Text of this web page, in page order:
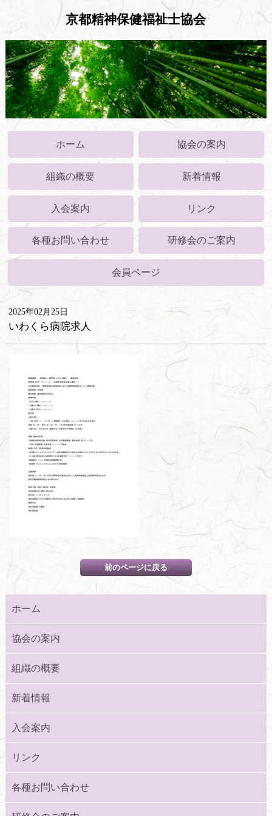
京都精神保健福祉士協会
ホーム 協会の案内
組織の概要 新着情報
入会案内 リンク
各種お問い合わせ 研修会のご案内
会員ページ
2025年02月25日
いわくら病院求人
ホーム
協会の案内
組織の概要
新着情報
入会案内
リンク
各種お問い合わせ